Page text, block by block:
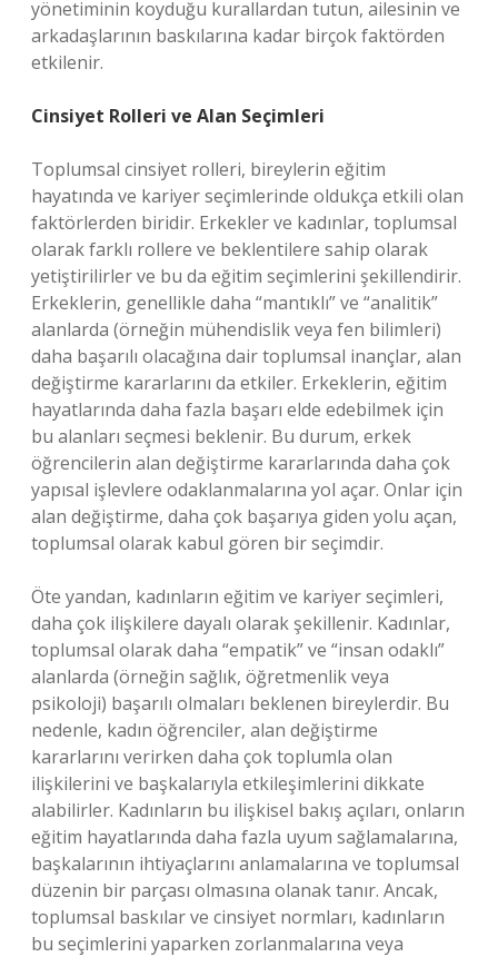
yönetiminin koyduğu kurallardan tutun, ailesinin ve
arkadaşlarının baskılarına kadar birçok faktörden
etkilenir.
Cinsiyet Rolleri ve Alan Seçimleri
Toplumsal cinsiyet rolleri, bireylerin eğitim
hayatında ve kariyer seçimlerinde oldukça etkili olan
faktörlerden biridir. Erkekler ve kadınlar, toplumsal
olarak farklı rollere ve beklentilere sahip olarak
yetiştirilirler ve bu da eğitim seçimlerini şekillendirir.
Erkeklerin, genellikle daha “mantıklı” ve “analitik”
alanlarda (örneğin mühendislik veya fen bilimleri)
daha başarılı olacağına dair toplumsal inançlar, alan
değiştirme kararlarını da etkiler. Erkeklerin, eğitim
hayatlarında daha fazla başarı elde edebilmek için
bu alanları seçmesi beklenir. Bu durum, erkek
öğrencilerin alan değiştirme kararlarında daha çok
yapısal işlevlere odaklanmalarına yol açar. Onlar için
alan değiştirme, daha çok başarıya giden yolu açan,
toplumsal olarak kabul gören bir seçimdir.
Öte yandan, kadınların eğitim ve kariyer seçimleri,
daha çok ilişkilere dayalı olarak şekillenir. Kadınlar,
toplumsal olarak daha “empatik” ve “insan odaklı”
alanlarda (örneğin sağlık, öğretmenlik veya
psikoloji) başarılı olmaları beklenen bireylerdir. Bu
nedenle, kadın öğrenciler, alan değiştirme
kararlarını verirken daha çok toplumla olan
ilişkilerini ve başkalarıyla etkileşimlerini dikkate
alabilirler. Kadınların bu ilişkisel bakış açıları, onların
eğitim hayatlarında daha fazla uyum sağlamalarına,
başkalarının ihtiyaçlarını anlamalarına ve toplumsal
düzenin bir parçası olmasına olanak tanır. Ancak,
toplumsal baskılar ve cinsiyet normları, kadınların
bu seçimlerini yaparken zorlanmalarına veya